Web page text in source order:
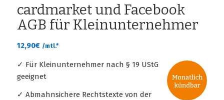
cardmarket und Facebook
AGB für Kleinunternehmer
12,90€ /mtl.*
✓ Für Kleinunternehmer nach § 19 UStG
geeignet
✓ Abmahnsichere Rechtstexte von der